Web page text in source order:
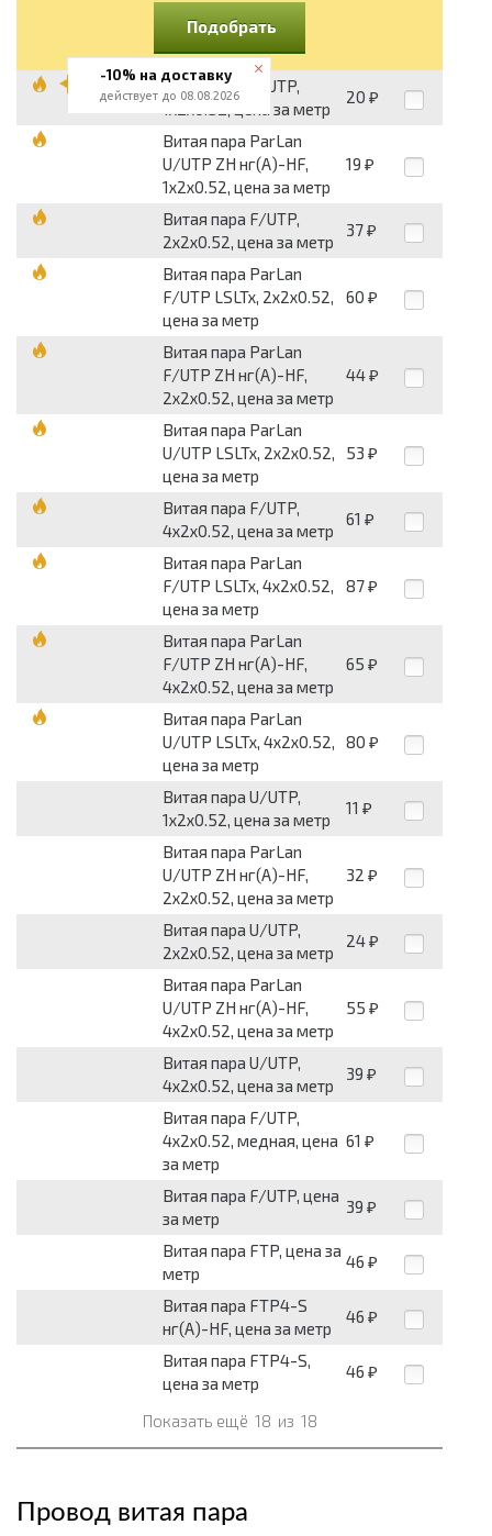
Подобрать
Витая пара F/UTP,
1х2х0.52, цена за метр
20 ₽
Витая пара ParLan
U/UTP ZH нг(А)-HF,
1х2х0.52, цена за метр
19 ₽
Витая пара F/UTP,
2х2х0.52, цена за метр
37 ₽
Витая пара ParLan
F/UTP LSLTx, 2х2х0.52,
цена за метр
60 ₽
Витая пара ParLan
F/UTP ZH нг(А)-HF,
2х2х0.52, цена за метр
44 ₽
Витая пара ParLan
U/UTP LSLTx, 2х2х0.52,
цена за метр
53 ₽
Витая пара F/UTP,
4х2х0.52, цена за метр
61 ₽
Витая пара ParLan
F/UTP LSLTx, 4х2х0.52,
цена за метр
87 ₽
Витая пара ParLan
F/UTP ZH нг(А)-HF,
4х2х0.52, цена за метр
65 ₽
Витая пара ParLan
U/UTP LSLTx, 4х2х0.52,
цена за метр
80 ₽
Витая пара U/UTP,
1х2х0.52, цена за метр
11 ₽
Витая пара ParLan
U/UTP ZH нг(А)-HF,
2х2х0.52, цена за метр
32 ₽
Витая пара U/UTP,
2х2х0.52, цена за метр
24 ₽
Витая пара ParLan
U/UTP ZH нг(А)-HF,
4х2х0.52, цена за метр
55 ₽
Витая пара U/UTP,
4х2х0.52, цена за метр
39 ₽
Витая пара F/UTP,
4х2х0.52, медная, цена
за метр
61 ₽
Витая пара F/UTP, цена
за метр
39 ₽
Витая пара FTP, цена за
метр
46 ₽
Витая пара FTP4-S
нг(А)-HF, цена за метр
46 ₽
Витая пара FTP4-S,
цена за метр
46 ₽
Показать ещё 18 из 18
Провод витая пара
-10% на доставку
действует до 08.08.2026